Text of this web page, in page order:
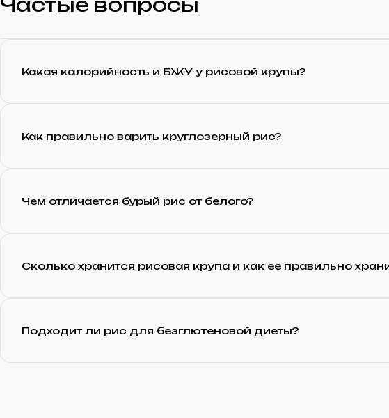
Какая калорийность и БЖУ у рисовой крупы?
Как правильно варить круглозерный рис?
Чем отличается бурый рис от белого?
Сколько хранится рисовая крупа и как её правильно
Подходит ли рис для безглютеновой диеты?